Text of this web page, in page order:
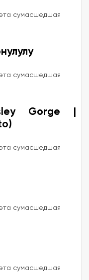
Gorge |